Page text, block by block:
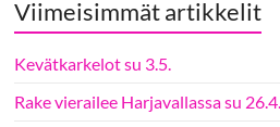
Viimeisimmät artikkelit
Kevätkarkelot su 3.5.
Rake vierailee Harjavallassa su 26.4.